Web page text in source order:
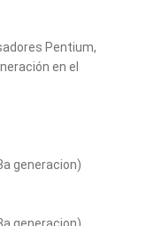
Pentium,
en el
generacion)